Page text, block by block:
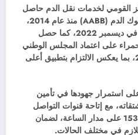
القومي لخدمات نقل الدم حاصل
على اعتماد الجمعية الأمريكية لبنوك الدم (AABB) منذ عام 2014،
وتم تجديد الاعتماد للمرة الرابعة في ديسمبر 2022، كما حصل
على اعتماد المجلس الوطني
للاعتماد “إيجاك” حتى عام 2028، بما يعكس الالتزام بتطبيق أعلى
استمرار جهودها في تأمين
مع إتاحة قنوات التواصل
للمواطنين عبر الخط الساخن 15333 على مدار الساعة، لضمان
في مختلف الحالات.